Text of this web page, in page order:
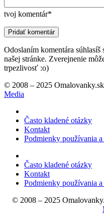
tvoj komentár*
Odoslaním komentára
našej stránke. Zverejnenie
trpezlivosť :o)
© 2008 – 2025
Media
Často kladené otázky
Kontakt
Podmienky používania
Často kladené otázky
Kontakt
Podmienky používania
© 2008 – 2025